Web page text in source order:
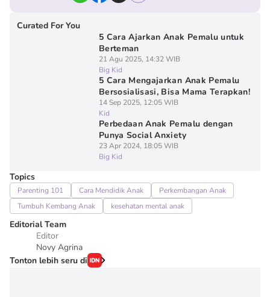
Curated For You
5 Cara Ajarkan Anak Pemalu untuk
Berteman
21 Agu 2025, 14:32 WIB
Big Kid
5 Cara Mengajarkan Anak Pemalu
Bersosialisasi, Bisa Mama Terapkan!
14 Sep 2025, 12:05 WIB
Kid
Perbedaan Anak Pemalu dengan
Punya Social Anxiety
23 Apr 2024, 18:05 WIB
Big Kid
Topics
Parenting 101 Cara Mendidik Anak
Perkembangan Anak
Tumbuh Kembang Anak
kesehatan mental anak
Editorial Team
Editor
Novy Agrina
Tonton lebih seru di